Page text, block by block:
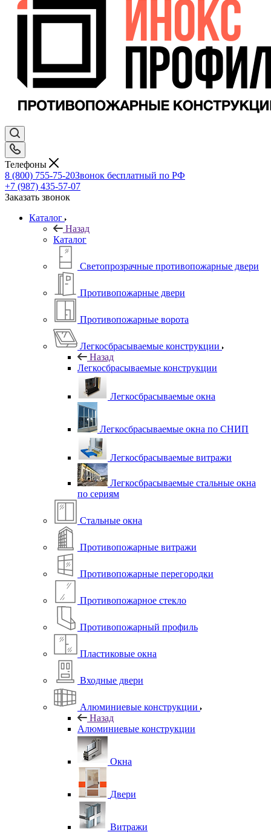
Телефоны
8 (800) 755-75-20Звонок бесплатный по РФ
+7 (987) 435-57-07
Заказать звонок
Каталог
Назад
Каталог
Светопрозрачные противопожарные двери
Противопожарные двери
Противопожарные ворота
Легкосбрасываемые конструкции
Назад
Легкосбрасываемые конструкции
Легкосбрасываемые окна
Легкосбрасываемые окна по СНИП
Легкосбрасываемые витражи
Легкосбрасываемые стальные окна
по сериям
Стальные окна
Противопожарные витражи
Противопожарные перегородки
Противопожарное стекло
Противопожарный профиль
Пластиковые окна
Входные двери
Алюминиевые конструкции
Назад
Алюминиевые конструкции
Окна
Двери
Витражи